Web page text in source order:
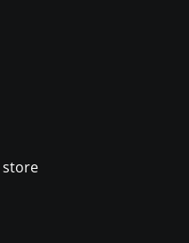
store